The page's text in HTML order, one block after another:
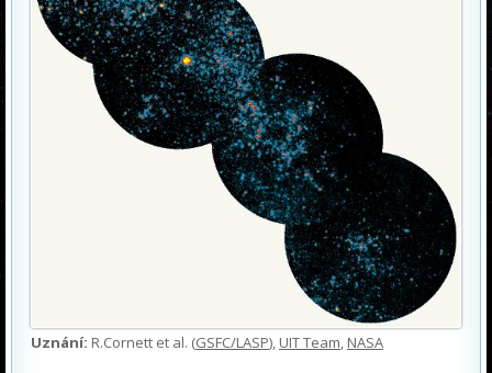
Uznání: R.Cornett et al. (GSFC/LASP), UIT Team NASA